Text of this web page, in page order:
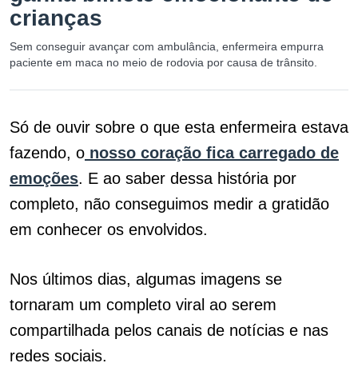
crianças
Sem conseguir avançar com ambulância, enfermeira empurra
paciente em maca no meio de rodovia por causa de trânsito.
Só de ouvir sobre o que esta enfermeira estava
fazendo, o nosso coração fica carregado de
emoções. E ao saber dessa história por
completo, não conseguimos medir a gratidão
em conhecer os envolvidos.
Nos últimos dias, algumas imagens se
tornaram um completo viral ao serem
compartilhada pelos canais de notícias e nas
redes sociais.